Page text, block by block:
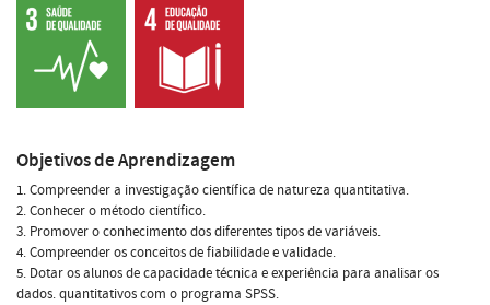
Objetivos de Aprendizagem
1. Compreender a investigação científica de natureza quantitativa.
2. Conhecer o método científico.
3. Promover o conhecimento dos diferentes tipos de variáveis.
4. Compreender os conceitos de fiabilidade e validade.
5. Dotar os alunos de capacidade técnica e experiência para analisar os
dados. quantitativos com o programa SPSS.